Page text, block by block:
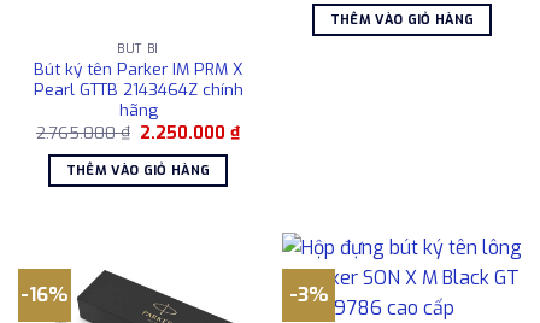
BÚT BI
Bút ký tên Parker IM PRM X
Pearl GTTB 2143464Z chính
hãng
2.765.000₫ Giá
là:
2.765.000 ₫.
2.250.000₫Giá
hiện
THÊM VÀO GIỎ HÀNG
là:
1.567.000 ₫.
THÊM VÀO GIỎ HÀNG
-16% -3%